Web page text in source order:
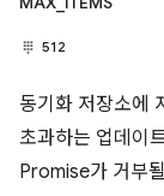
512
동기화 저장소에
초과하는 업데이
Promise가 거부